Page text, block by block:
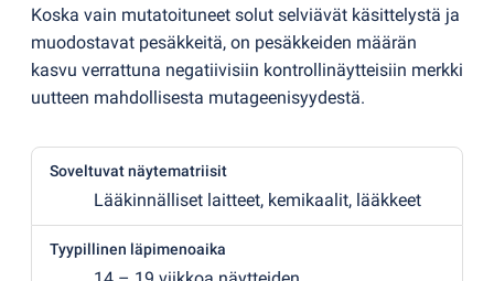
Koska vain mutatoituneet solut selviävät käsittelystä ja
muodostavat pesäkkeitä, on pesäkkeiden määrän
kasvu verrattuna negatiivisiin kontrollinäytteisiin merkki
uutteen mahdollisesta mutageenisyydestä.
Soveltuvat näytematriisit
Lääkinnälliset laitteet, kemikaalit, lääkkeet
Tyypillinen läpimenoaika